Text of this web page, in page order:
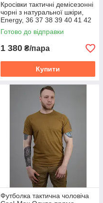
Кросівки тактичні демісезонні
чорні з натуральної шкіри,
Energy, 36 37 38 39 40 41 42
43 44 45 46
Готово до відправки
1 380 ₴/пара
Купити
Футболка тактична чоловіча